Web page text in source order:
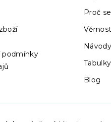
podmínky
Proč
Návody
Blog